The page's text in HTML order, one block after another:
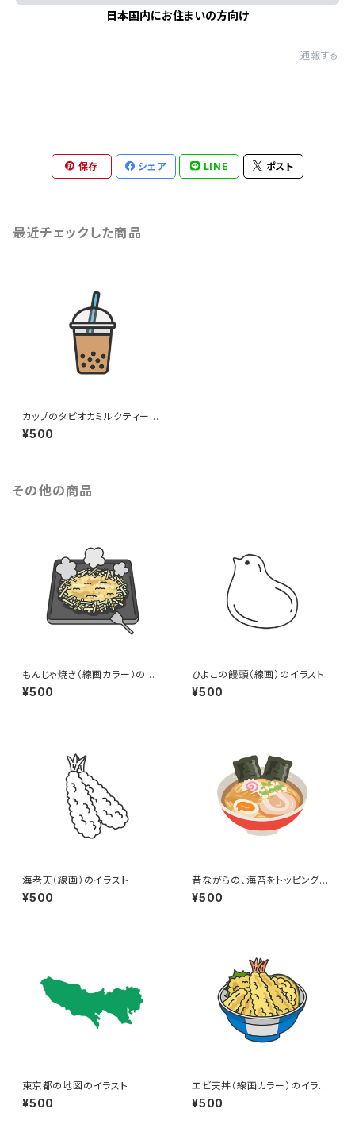
日本国内にお住まいの方向け
通報する
保存 シェア LINE ポスト
最近チェックした商品
カップのタピオカミルクティーの
アイコン（線画カラー）のイラス
ト
¥500
その他の商品
もんじゃ焼き（線画カラー）のイ
ラスト
¥500
ひよこの饅頭（線画）のイラスト
¥500
海老天（線画）のイラスト
¥500
昔ながらの、海苔をトッピングし
た醤油ラーメンのイラスト
¥500
東京都の地図のイラスト
¥500
エビ天丼（線画カラー）のイラス
ト
¥500